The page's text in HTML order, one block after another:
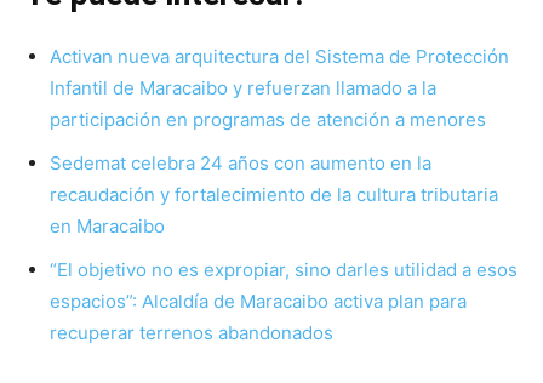
Activan nueva arquitectura del Sistema de Protección
Infantil de Maracaibo y refuerzan llamado a la
participación en programas de atención a menores
Sedemat celebra 24 años con aumento en la
recaudación y fortalecimiento de la cultura tributaria
en Maracaibo
“El objetivo no es expropiar, sino darles utilidad a esos
espacios”: Alcaldía de Maracaibo activa plan para
recuperar terrenos abandonados